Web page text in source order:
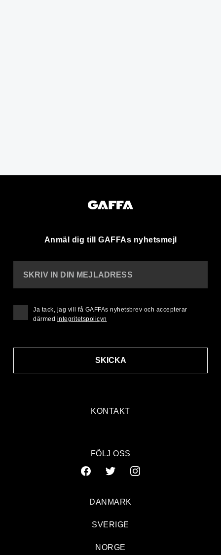
Anmäl dig till GAFFAs nyhetsmejl
KONTAKT
SKRIV IN DIN MEJLADRESS
SKICKA
Ja tack, jag vill få GAFFAs nyhetsbrev och accepterar
därmed integritetspolicyn
FÖLJ OSS
DANMARK
SVERIGE
NORGE